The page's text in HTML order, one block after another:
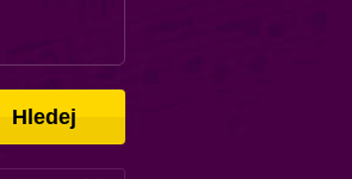
Hledej